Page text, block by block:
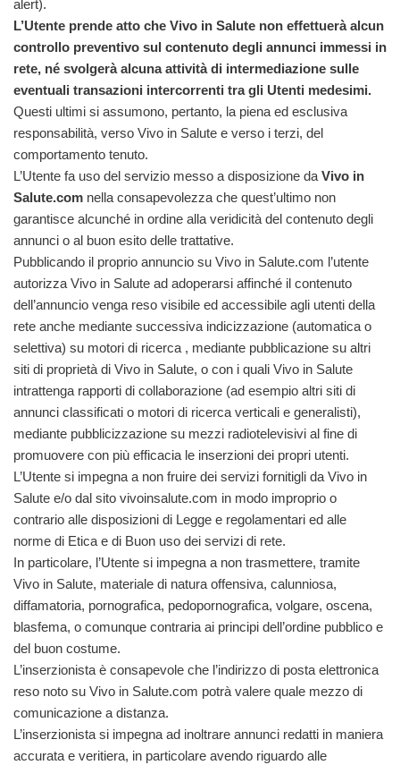
alert).
L’Utente prende atto che Vivo in Salute non effettuerà alcun
controllo preventivo sul contenuto degli annunci immessi in
rete, né svolgerà alcuna attività di intermediazione sulle
eventuali transazioni intercorrenti tra gli Utenti medesimi.
Questi ultimi si assumono, pertanto, la piena ed esclusiva
responsabilità, verso Vivo in Salute e verso i terzi, del
comportamento tenuto.
L’Utente fa uso del servizio messo a disposizione da Vivo in
Salute.com nella consapevolezza che quest’ultimo non
garantisce alcunché in ordine alla veridicità del contenuto degli
annunci o al buon esito delle trattative.
Pubblicando il proprio annuncio su Vivo in Salute.com l’utente
autorizza Vivo in Salute ad adoperarsi affinché il contenuto
dell’annuncio venga reso visibile ed accessibile agli utenti della
rete anche mediante successiva indicizzazione (automatica o
selettiva) su motori di ricerca , mediante pubblicazione su altri
siti di proprietà di Vivo in Salute, o con i quali Vivo in Salute
intrattenga rapporti di collaborazione (ad esempio altri siti di
annunci classificati o motori di ricerca verticali e generalisti),
mediante pubblicizzazione su mezzi radiotelevisivi al fine di
promuovere con più efficacia le inserzioni dei propri utenti.
L’Utente si impegna a non fruire dei servizi fornitigli da Vivo in
Salute e/o dal sito vivoinsalute.com in modo improprio o
contrario alle disposizioni di Legge e regolamentari ed alle
norme di Etica e di Buon uso dei servizi di rete.
In particolare, l’Utente si impegna a non trasmettere, tramite
Vivo in Salute, materiale di natura offensiva, calunniosa,
diffamatoria, pornografica, pedopornografica, volgare, oscena,
blasfema, o comunque contraria ai principi dell’ordine pubblico e
del buon costume.
L’inserzionista è consapevole che l’indirizzo di posta elettronica
reso noto su Vivo in Salute.com potrà valere quale mezzo di
comunicazione a distanza.
L’inserzionista si impegna ad inoltrare annunci redatti in maniera
accurata e veritiera, in particolare avendo riguardo alle